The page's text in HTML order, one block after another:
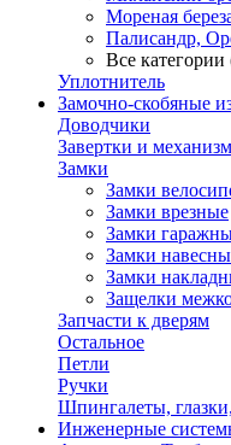
Мореная
Палисандр,
Все категории
Уплотнитель
Замочно-скобяные
Доводчики
Завертки и
Замки
Замки
Замки врезные
Замки
Замки
Замки
Защелки
Запчасти к дверям
Остальное
Петли
Ручки
Шпингалеты,
Инженерные